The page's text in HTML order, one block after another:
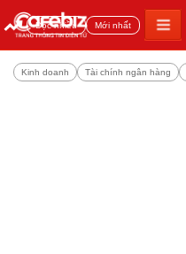
Đọc nhiều Mới nhất
Kinh doanh Tài chính ngân hàng